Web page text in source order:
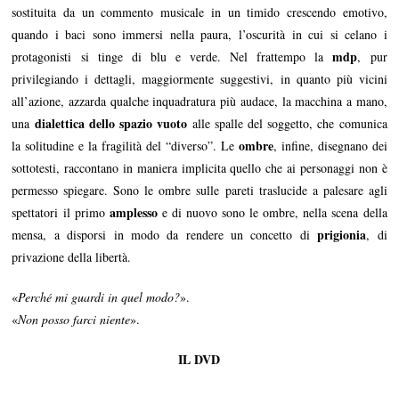
sostituita da un commento musicale in un timido crescendo emotivo,
quando i baci sono immersi nella paura, l’oscurità in cui si celano i
protagonisti si tinge di blu e verde. Nel frattempo lamdp, pur
privilegiando i dettagli, maggiormente suggestivi, in quanto più vicini
all’azione, azzarda qualche inquadratura più audace, la macchina a mano,
una dialettica dello spazio vuoto alle spalle del soggetto, che comunica
la solitudine e la fragilità del “diverso”. Le ombre, infine, disegnano dei
sottotesti, raccontano in maniera implicita quello che ai personaggi non è
permesso spiegare. Sono le ombre sulle pareti traslucide a palesare agli
spettatori il primo amplessoe di nuovo sono le ombre, nella scena della
mensa, a disporsi in modo da rendere un concetto diprigionia, di
privazione della libertà.
«Perché mi guardi in quel modo?».
«Non posso farci niente».
IL DVD